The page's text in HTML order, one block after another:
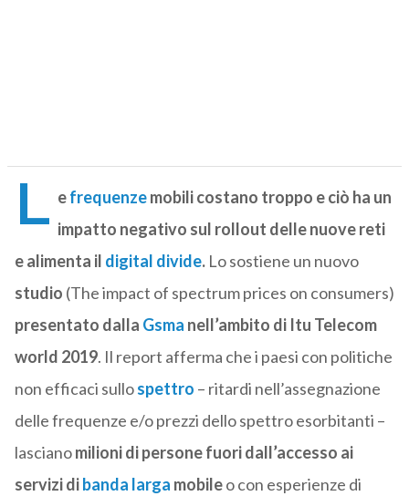
L efrequenzemobili costano troppo e ciò ha un
impatto negativo sul rollout delle nuove reti
e alimenta il digital divide.Lo sostiene un nuovo
studio (The impact of spectrum prices on consumers)
presentato dalla Gsma nell’ambito di Itu Telecom
world 2019. Il report afferma che i paesi con politiche
non efficaci sullospettro – ritardi nell’assegnazione
delle frequenze e/o prezzi dello spettro esorbitanti –
lascianomilioni di persone fuori dall’accesso ai
servizi dibanda larga mobileo con esperienze di